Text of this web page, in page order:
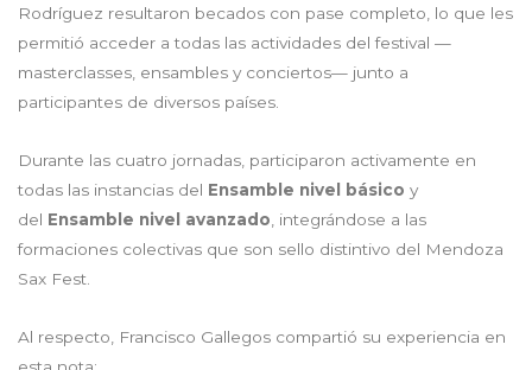
Rodríguez resultaron becados con pase completo, lo que les
permitió acceder a todas las actividades del festival —
masterclasses, ensambles y conciertos— junto a
participantes de diversos países.
Durante las cuatro jornadas, participaron activamente en
todas las instancias del Ensamble nivel básico y
del Ensamble nivel avanzado, integrándose a las
formaciones colectivas que son sello distintivo del Mendoza
Sax Fest.
Al respecto, Francisco Gallegos compartió su experiencia en